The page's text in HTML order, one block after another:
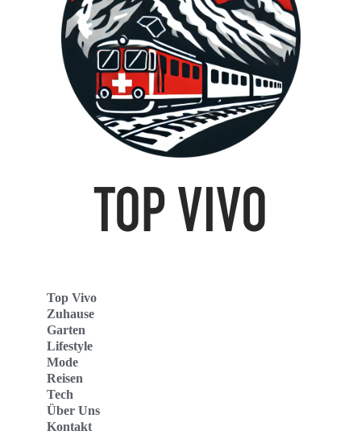
Top Vivo
Zuhause
Garten
Lifestyle
Mode
Reisen
Tech
Über Uns
Kontakt